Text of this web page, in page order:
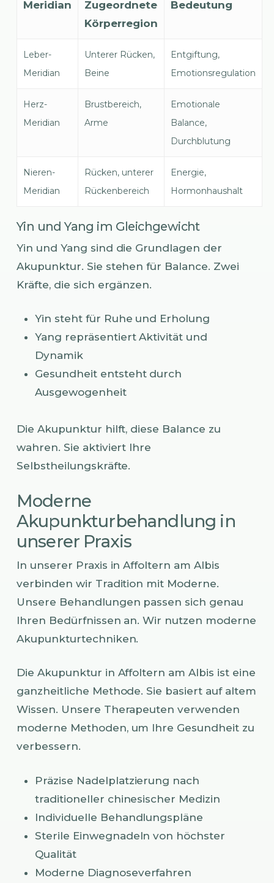
Meridian
Zugeordnete
Körperregion
Bedeutung
Leber-
Meridian
Unterer Rücken,
Beine
Entgiftung,
Emotionsregulation
Herz-
Meridian
Brustbereich,
Arme
Emotionale
Balance,
Durchblutung
Nieren-
Meridian
Rücken, unterer
Rückenbereich
Energie,
Hormonhaushalt
Yin und Yang im Gleichgewicht
Yin und Yang sind die Grundlagen der
Akupunktur. Sie stehen für Balance. Zwei
Kräfte, die sich ergänzen.
Yin steht für Ruhe und Erholung
Yang repräsentiert Aktivität und
Dynamik
Gesundheit entsteht durch
Ausgewogenheit
Die Akupunktur hilft, diese Balance zu
wahren. Sie aktiviert Ihre
Selbstheilungskräfte.
Moderne
Akupunkturbehandlung in
unserer Praxis
In unserer Praxis in Affoltern am Albis
verbinden wir Tradition mit Moderne.
Unsere Behandlungen passen sich genau
Ihren Bedürfnissen an. Wir nutzen moderne
Akupunkturtechniken.
Die Akupunktur in Affoltern am Albis ist eine
ganzheitliche Methode. Sie basiert auf altem
Wissen. Unsere Therapeuten verwenden
moderne Methoden, um Ihre Gesundheit zu
verbessern.
Präzise Nadelplatzierung nach
traditioneller chinesischer Medizin
Individuelle Behandlungspläne
Sterile Einwegnadeln von höchster
Qualität
Moderne Diagnoseverfahren